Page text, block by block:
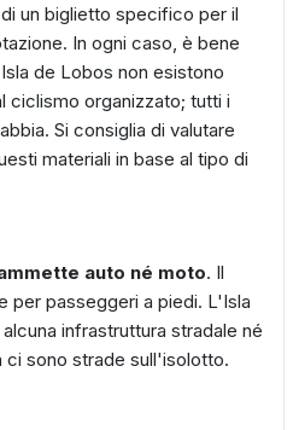
un biglietto specifico per il
In ogni caso, è bene
de Lobos non esistono
ciclismo organizzato; tutti i
Si consiglia di valutare
materiali in base al tipo di
auto né moto. Il
per passeggeri a piedi. L'Isla
infrastruttura stradale né
ci sono strade sull'isolotto.